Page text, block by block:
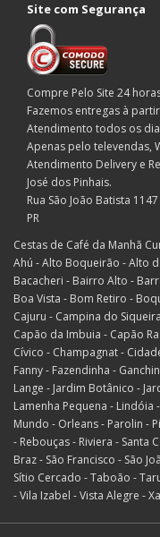
Site com Segurança
Compre Pelo Site 24
Fazemos entregas à
Atendimento todos os
Apenas pelo televendas,
Atendimento Delivery e
José dos Pinhais.
Rua São João Batista
PR
Cestas de Café da Manhã
Ahú - Alto Boqueirão - Alto
Bacacheri - Bairro Alto -
Boa Vista - Bom Retiro -
Cajuru - Campina do
Capão da Imbuia - Capão
Cívico - Champagnat -
Fanny - Fazendinha -
Lange - Jardim Botânico -
Lamenha Pequena - Lindóia
Mundo - Orleans - Parolin -
- Rebouças - Riviera - Santa
Braz - São Francisco - São
Sítio Cercado - Taboão -
- Vila Izabel - Vista Alegre -